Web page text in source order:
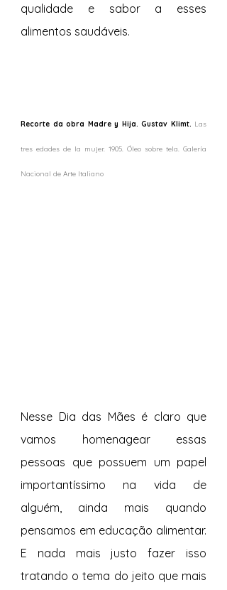
qualidade e sabor a esses
alimentos saudáveis.
Recorte da obra Madre y Hija. Gustav Klimt. Las
tres edades de la mujer. 1905. Óleo sobre tela. Galería
Nacional de Arte Italiano
Nesse Dia das Mães é claro que
vamos homenagear essas
pessoas que possuem um papel
importantíssimo na vida de
alguém, ainda mais quando
pensamos em educação alimentar.
E nada mais justo fazer isso
tratando o tema do jeito que mais